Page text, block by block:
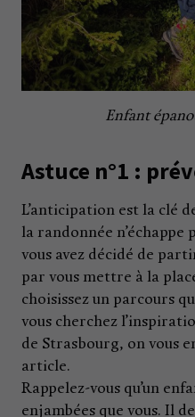
Enfant
Astuce n°1 :
L’anticipation est la clé
la randonnée n’échappe
vous avez décidé de
par vous mettre à la
choisissez un parcours
vous cherchez
de Strasbourg, on vous
article.
Rappelez-vous qu’un
enjambées que vous. Il